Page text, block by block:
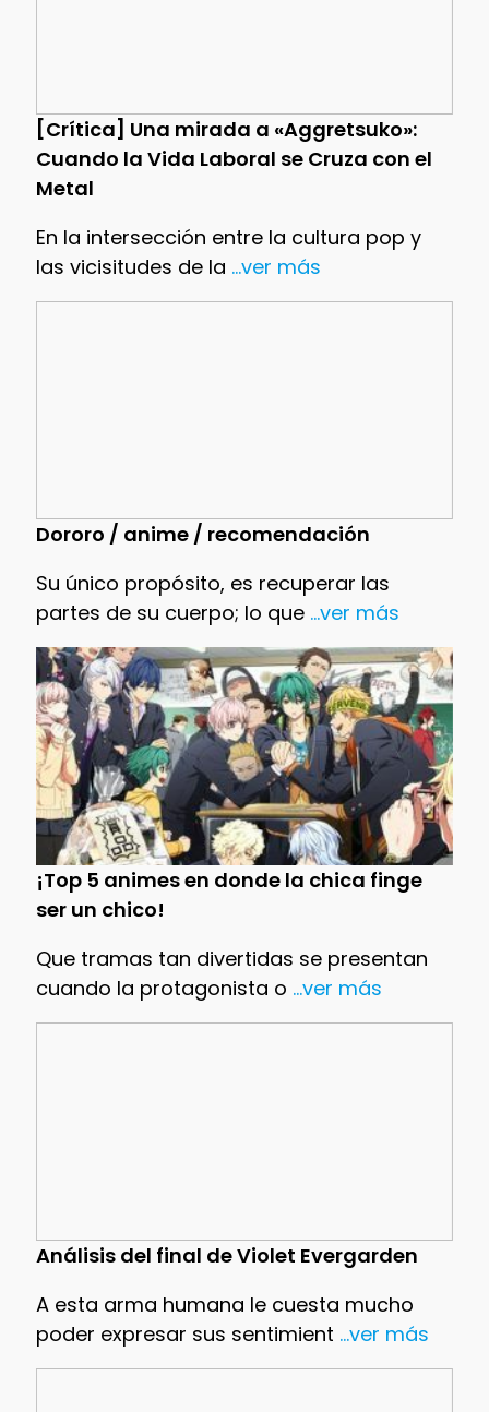
[Crítica] Una mirada a «Aggretsuko»:
Cuando la Vida Laboral se Cruza con el
Metal
En la intersección entre la cultura pop y
las vicisitudes de la ...ver más
Dororo / anime / recomendación
Su único propósito, es recuperar las
partes de su cuerpo; lo que...ver más
¡Top 5 animes en donde la chica finge
ser un chico!
Que tramas tan divertidas se presentan
cuando la protagonista o ...ver más
Análisis del final de Violet Evergarden
A esta arma humana le cuesta mucho
poder expresar sus sentimient ...ver más